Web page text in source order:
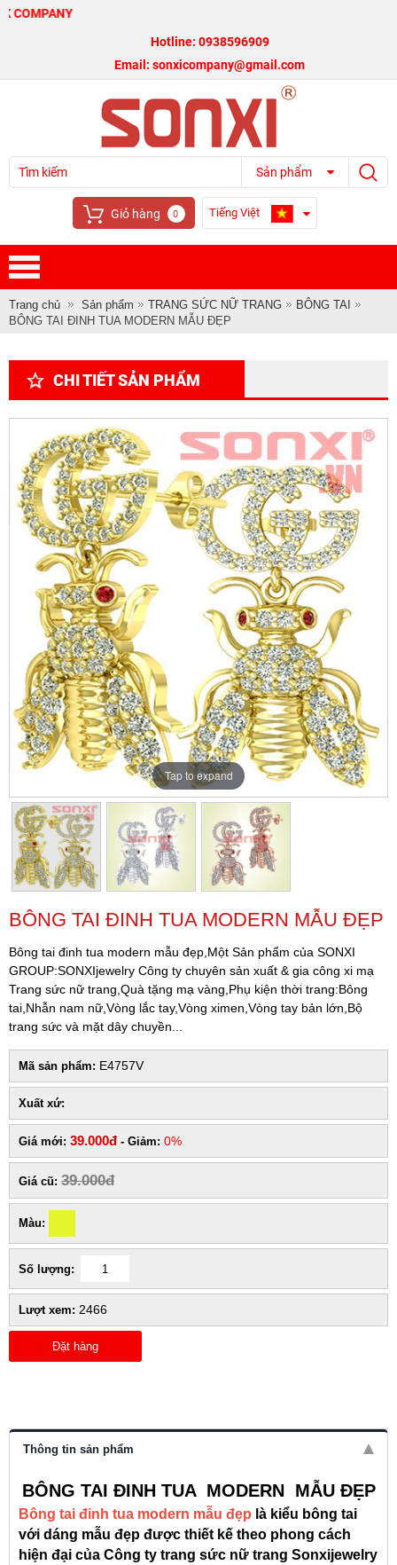
Hotline: 0938596909
Email: sonxicompany@gmail.com
Sản phẩm
Giỏ hàng 0 Tiếng Việt
Trang chủ Sản phẩm TRANG SỨC NỮ TRANG
BÔNG TAI
BÔNG TAI ĐINH TUA MODERN MẪU ĐẸP
CHI TIẾT SẢN PHẨM
Tap to expand
BÔNG TAI ĐINH TUA MODERN MẪU ĐẸP
Bông tai đinh tua modern mẫu đẹp,Một Sản phẩm của SONXI
GROUP:SONXIjewelry Công ty chuyên sản xuất & gia công xi mạ
Trang sức nữ trang,Quà tặng mạ vàng,Phụ kiện thời trang:Bông
tai,Nhẫn nam nữ,Vòng lắc tay,Vòng ximen,Vòng tay bản lớn,Bộ
trang sức và mặt dây chuyền...
Mã sản phẩm: E4757V
Xuất xứ:
Giá mới: 39.000đ - Giảm: 0%
Giá cũ: 39.000đ
Màu:
Số lượng:
Lượt xem: 2466
Đặt hàng
Thông tin sản phẩm
BÔNG TAI ĐINH TUA MODERN MẪU ĐẸP
Bông tai đinh tua modern mẫu đẹp là kiểu bông tai
với dáng mẫu đẹp được thiết kế theo phong cách
hiện đại của Công ty trang sức nữ trang Sonxijewelry